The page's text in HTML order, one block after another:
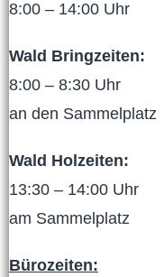
8:00 – 14:00 Uhr
Wald Bringzeiten:
8:00 – 8:30 Uhr
an den Sammelplatz
Wald Holzeiten:
13:30 – 14:00 Uhr
am Sammelplatz
Bürozeiten: